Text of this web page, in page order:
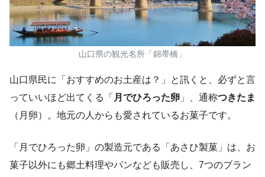
山口県の観光名所「錦帯橋」
山口県民に「おすすめのお土産は？」と訊くと、必ずと言
っていいほど出てくる「 月でひろった卵 」、通称つきたま
（月卵）。地元の人からも愛されているお菓子です。
「月でひろった卵」の製造元である「あさひ製菓」は、お
菓子以外にも郷土料理やパンなども販売し、7つのブラン